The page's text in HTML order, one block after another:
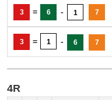
3 = 6 - 1 7
3 = 1 - 6 7
4R